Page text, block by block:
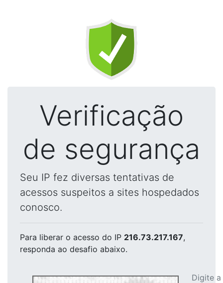
Verificação
de segurança
Seu IP fez diversas tentativas de
acessos suspeitos a sites hospedados
conosco.
Para liberar o acesso do IP 216.73.217.167,
responda ao desafio abaixo.
Digite